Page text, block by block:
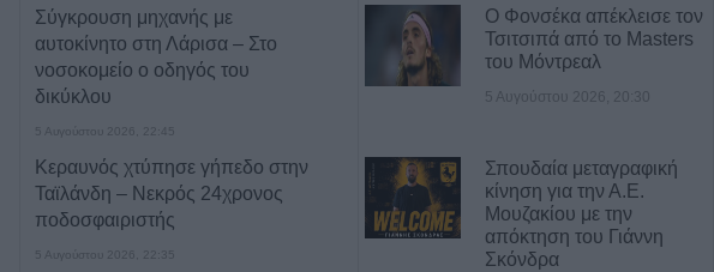
Σύγκρουση μηχανής με
αυτοκίνητο στη Λάρισα – Στο
νοσοκομείο ο οδηγός του
δικύκλου
5 Αυγούστου 2026, 22:45
Κεραυνός χτύπησε γήπεδο στην
Ταϊλάνδη – Νεκρός 24χρονος
ποδοσφαιριστής
5 Αυγούστου 2026, 22:35
Ο Φονσέκα απέκλεισε τον
Τσιτσιπά από το Masters
του Μόντρεαλ
5 Αυγούστου 2026, 20:30
Σπουδαία μεταγραφική
κίνηση για την Α.Ε.
Μουζακίου με την
απόκτηση του Γιάννη
Σκόνδρα